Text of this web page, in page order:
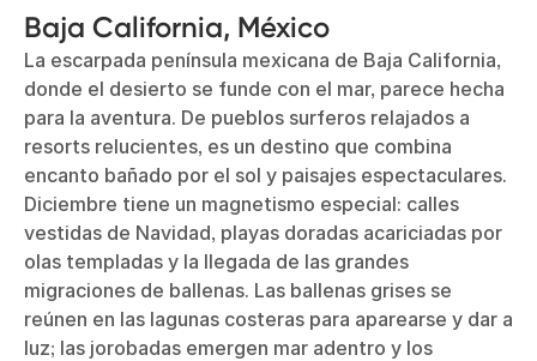
Baja California, México
La escarpada península mexicana de Baja California,
donde el desierto se funde con el mar, parece hecha
para la aventura. De pueblos surferos relajados a
resorts relucientes, es un destino que combina
encanto bañado por el sol y paisajes espectaculares.
Diciembre tiene un magnetismo especial: calles
vestidas de Navidad, playas doradas acariciadas por
olas templadas y la llegada de las grandes
migraciones de ballenas. Las ballenas grises se
reúnen en las lagunas costeras para aparearse y dar a
luz; las jorobadas emergen mar adentro y los